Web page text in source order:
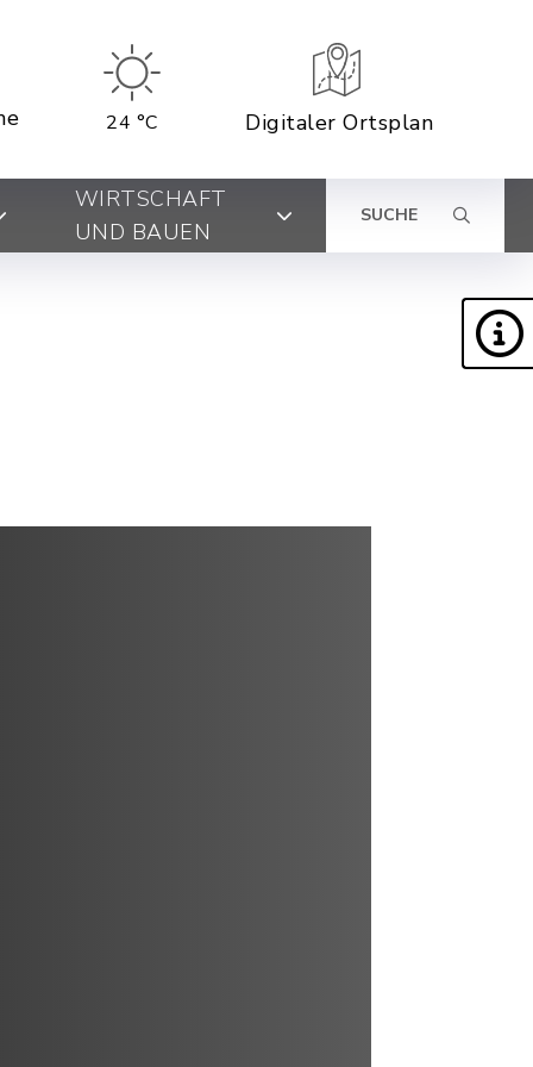
24 °C Digitaler Ortsplan
WIRTSCHAFT
UND BAUEN
SUCHE